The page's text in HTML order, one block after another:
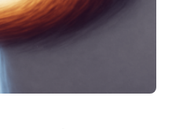
thermische
um – oder anders
In
ist es in den…